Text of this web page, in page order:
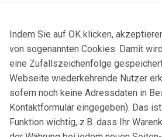
Indem Sie auf OK klicken,
von sogenannten Cookies. Damit
eine Zufallszeichenfolge
Webseite wiederkehrende Nutzer
sofern noch keine Adressdaten in
Kontaktformular eingegeben). Das
Funktion wichtig, z.B. dass Ihr
Kontaktformular &
Gersbach 10, 74589
+49 7950